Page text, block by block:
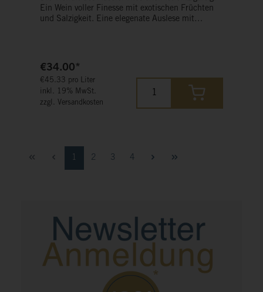
Ein Wein voller Finesse mit exotischen Früchten
und Salzigkeit. Eine elegenate Auslese mit
€34.00*
€45.33 pro Liter
inkl. 19% MwSt.
zzgl. Versandkosten
1 2 3 4